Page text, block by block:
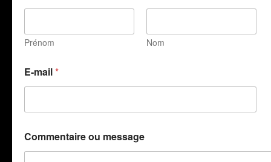
Prénom Nom
o
m
o
E
-
m
E-mail*
Commentaire ou message